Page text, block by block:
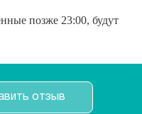
позже 23:00, будут
отзыв